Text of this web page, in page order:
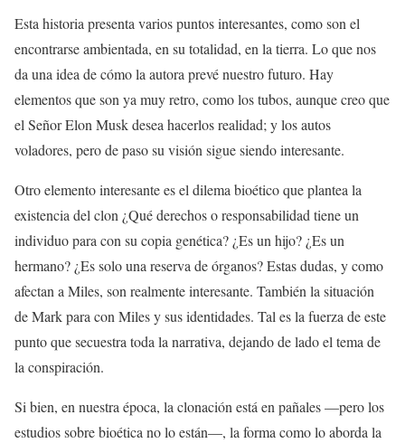
Esta historia presenta varios puntos interesantes, como son el
encontrarse ambientada, en su totalidad, en la tierra. Lo que nos
da una idea de cómo la autora prevé nuestro futuro. Hay
elementos que son ya muy retro, como los tubos, aunque creo que
el Señor Elon Musk desea hacerlos realidad; y los autos
voladores, pero de paso su visión sigue siendo interesante.
Otro elemento interesante es el dilema bioético que plantea la
existencia del clon ¿Qué derechos o responsabilidad tiene un
individuo para con su copia genética? ¿Es un hijo? ¿Es un
hermano? ¿Es solo una reserva de órganos? Estas dudas, y como
afectan a Miles, son realmente interesante. También la situación
de Mark para con Miles y sus identidades. Tal es la fuerza de este
punto que secuestra toda la narrativa, dejando de lado el tema de
la conspiración.
Si bien, en nuestra época, la clonación está en pañales —pero los
estudios sobre bioética no lo están—, la forma como lo aborda la